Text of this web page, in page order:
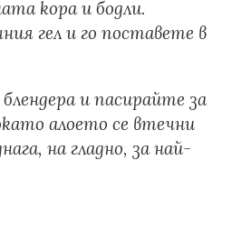
кора и бодли.
гел и го поставете в
и пасирайте за
алоето се втечни
на гладно, за най-